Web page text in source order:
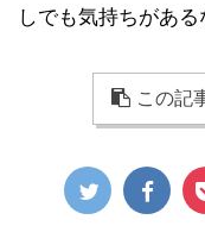
しでも気持ちがある
この記